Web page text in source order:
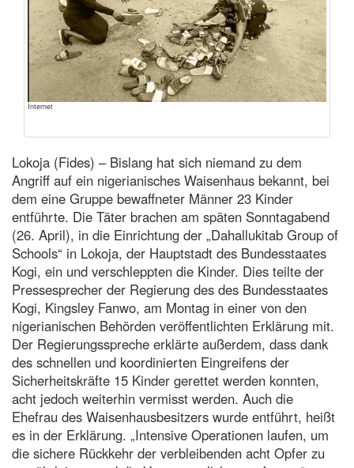
Internet
Lokoja (Fides) – Bislang hat sich niemand zu dem
Angriff auf ein nigerianisches Waisenhaus bekannt, bei
dem eine Gruppe bewaffneter Männer 23 Kinder
entführte. Die Täter brachen am späten Sonntagabend
(26. April), in die Einrichtung der „Dahallukitab Group of
Schools“ in Lokoja, der Hauptstadt des Bundesstaates
Kogi, ein und verschleppten die Kinder. Dies teilte der
Pressesprecher der Regierung des des Bundesstaates
Kogi, Kingsley Fanwo, am Montag in einer von den
nigerianischen Behörden veröffentlichten Erklärung mit.
Der Regierungsspreche erklärte außerdem, dass dank
des schnellen und koordinierten Eingreifens der
Sicherheitskräfte 15 Kinder gerettet werden konnten,
acht jedoch weiterhin vermisst werden. Auch die
Ehefrau des Waisenhausbesitzers wurde entführt, heißt
es in der Erklärung. „Intensive Operationen laufen, um
die sichere Rückkehr der verbleibenden acht Opfer zu